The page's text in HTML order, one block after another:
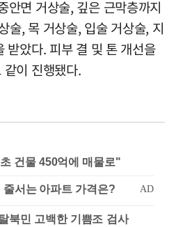
안면 거상술, 깊은 근막층까지
술, 목 거상술, 입술 거상술, 지
받았다. 피부 결 및 톤 개선을
이 진행됐다.
건물 450억에 매물로"
북민 고백한 기쁨조 검사